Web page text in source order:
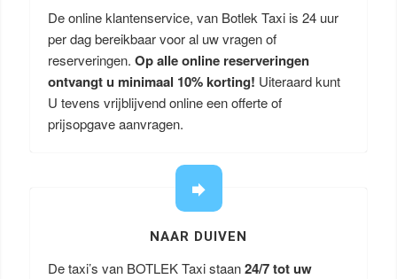
De online klantenservice, van Botlek Taxi is 24 uur
per dag bereikbaar voor al uw vragen of
reserveringen. Op alle online reserveringen
ontvangt u minimaal 10% korting! Uiteraard kunt
U tevens vrijblijvend online een offerte of
prijsopgave aanvragen.
NAAR DUIVEN
De taxi’s van BOTLEK Taxi staan24/7 tot uw